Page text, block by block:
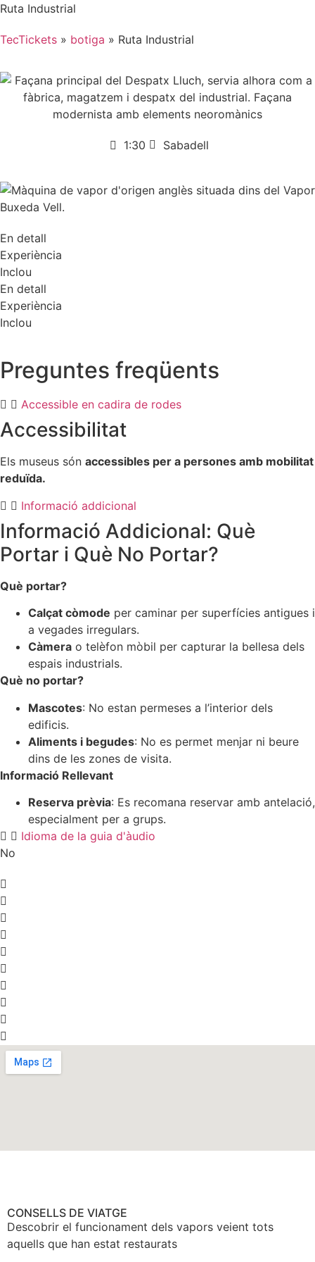
Ruta Industrial
TecTickets » botiga » Ruta Industrial
1:30 Sabadell
En detall
Experiència
Inclou
En detall
Experiència
Inclou
Preguntes freqüents
Accessible en cadira de rodes
Accessibilitat
Els museus són accessibles per a persones amb mobilitat
reduïda.
Informació addicional
Informació Addicional: Què
Portar i Què No Portar?
Què portar?
Calçat còmode per caminar per superfícies antigues i
a vegades irregulars.
Càmera o telèfon mòbil per capturar la bellesa dels
espais industrials.
Què no portar?
Mascotes: No estan permeses a l’interior dels
edificis.
Aliments i begudes: No es permet menjar ni beure
dins de les zones de visita.
Informació Rellevant
Reserva prèvia: Es recomana reservar amb antelació,
especialment per a grups.
Idioma de la guia d'àudio
No
CONSELLS DE VIATGE
Descobrir el funcionament dels vapors veient tots
aquells que han estat restaurats